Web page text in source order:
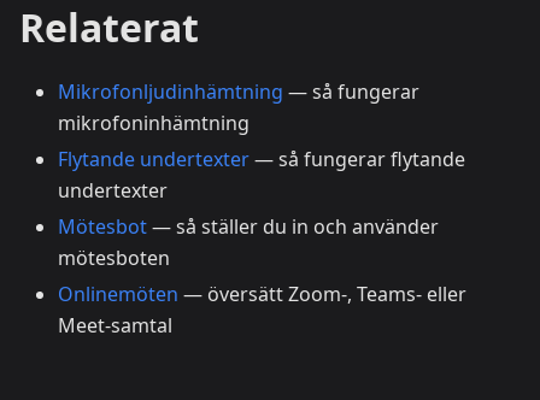
Relaterat
Mikrofonljudinhämtning — så fungerar
mikrofoninhämtning
Flytande undertexter— så fungerar flytande
undertexter
Mötesbot— så ställer du in och använder
mötesboten
Onlinemöten — översätt Zoom-, Teams- eller
Meet-samtal